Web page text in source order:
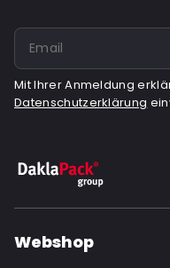
Mit Ihrer Anmeldung
Datenschutzerklärung
Webshop